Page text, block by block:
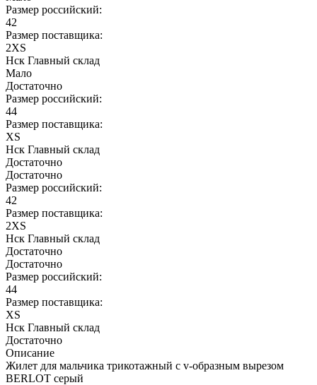
Размер российский:
42
Размер поставщика:
2XS
Нск Главный склад
Мало
Достаточно
Размер российский:
44
Размер поставщика:
XS
Нск Главный склад
Достаточно
Достаточно
Размер российский:
42
Размер поставщика:
2XS
Нск Главный склад
Достаточно
Достаточно
Размер российский:
44
Размер поставщика:
XS
Нск Главный склад
Достаточно
Описание
Жилет для мальчика трикотажный с v-образным вырезом
BERLOT серый